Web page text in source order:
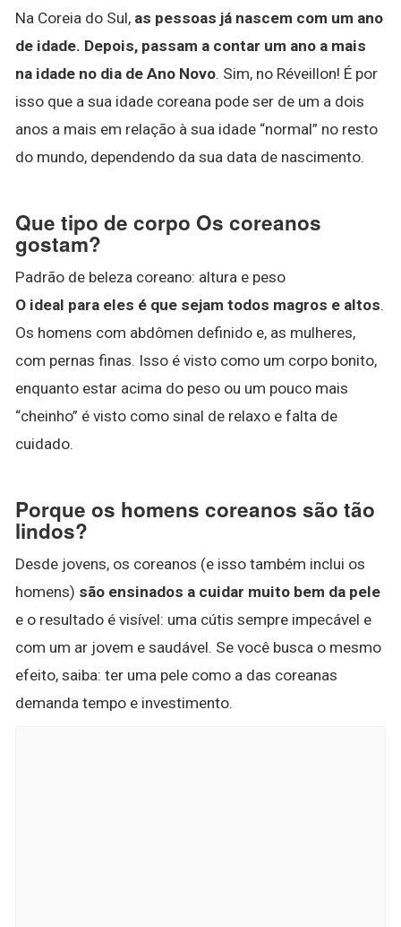
Na Coreia do Sul, as pessoas já nascem com um ano
de idade. Depois, passam a contar um ano a mais
na idade no dia de Ano Novo. Sim, no Réveillon! É por
isso que a sua idade coreana pode ser de um a dois
anos a mais em relação à sua idade “normal” no resto
do mundo, dependendo da sua data de nascimento.
Que tipo de corpo Os coreanos
gostam?
Padrão de beleza coreano: altura e peso
O ideal para eles é que sejam todos magros e altos.
Os homens com abdômen definido e, as mulheres,
com pernas finas. Isso é visto como um corpo bonito,
enquanto estar acima do peso ou um pouco mais
“cheinho” é visto como sinal de relaxo e falta de
cuidado.
Porque os homens coreanos são tão
lindos?
Desde jovens, os coreanos (e isso também inclui os
homens) são ensinados a cuidar muito bem da pele
e o resultado é visível: uma cútis sempre impecável e
com um ar jovem e saudável. Se você busca o mesmo
efeito, saiba: ter uma pele como a das coreanas
demanda tempo e investimento.